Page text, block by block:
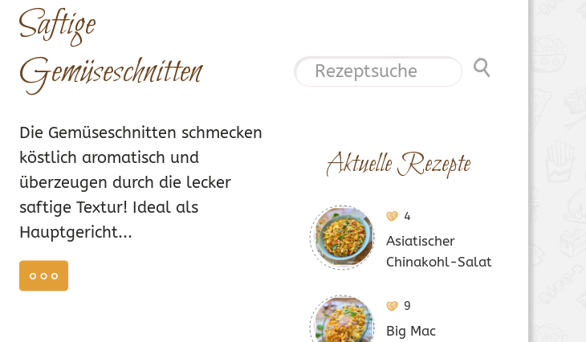
Saftige
Gemüseschnitten
Die Gemüseschnitten schmecken
köstlich aromatisch und
überzeugen durch die lecker
saftige Textur! Ideal als
Hauptgericht...
Aktuelle Rezepte
4
Asiatischer
Chinakohl-Salat
9
Big Mac